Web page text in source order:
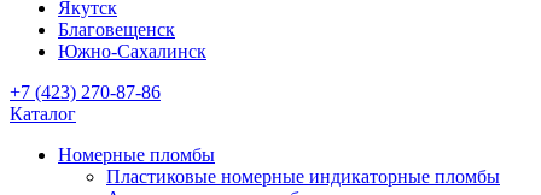
Якутск
Благовещенск
Южно-Сахалинск
+7 (423) 270-87-86
Каталог
Номерные пломбы
Пластиковые номерные индикаторные пломбы